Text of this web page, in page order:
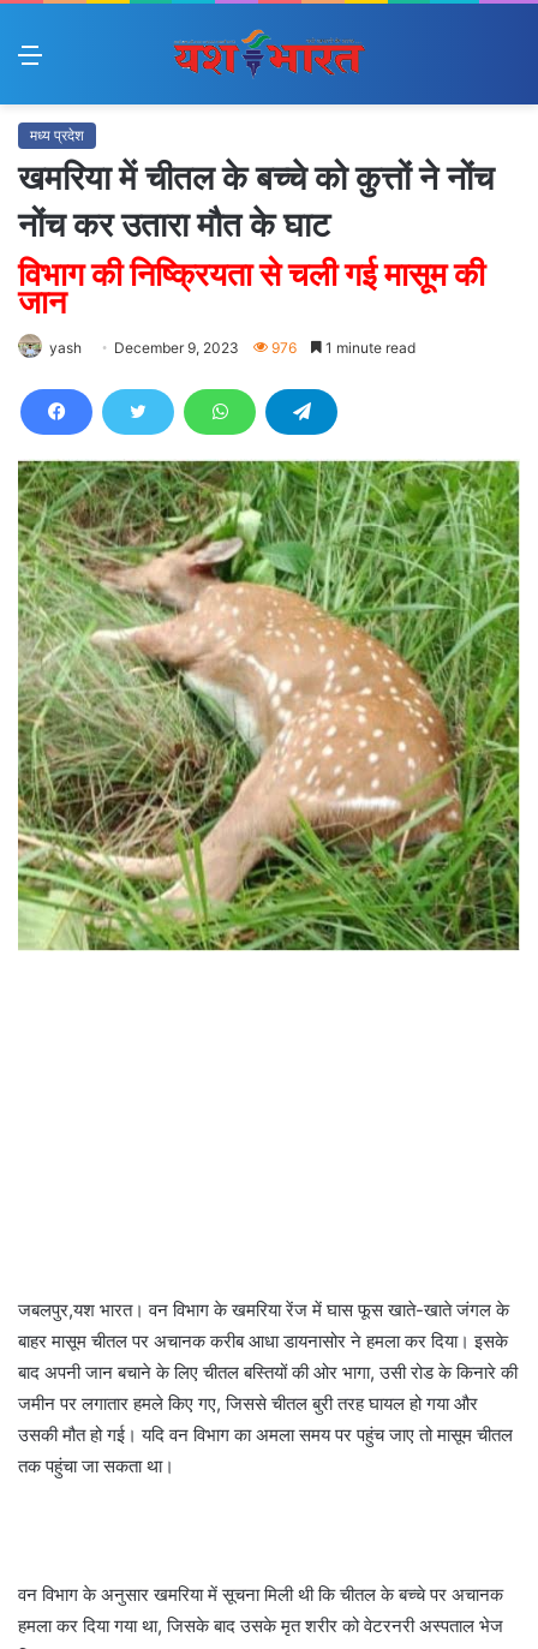
Menu
मध्य प्रदेश
खमरिया में चीतल के बच्चे को कुत्तों ने नोंच
नोंच कर उतारा मौत के घाट
विभाग की निष्क्रियता से चली गई मासूम की
जान
yash December 9, 2023 976 1 minute read
जबलपुर,यश भारत।वन विभाग के खमरिया रेंज में घास फूस खाते-खाते जंगल के
बाहर मासूम चीतल पर अचानक करीब आधा डायनासोर ने हमला कर दिया।इसके
बाद अपनी जान बचाने के लिए चीतल बस्तियों की ओर भागा, उसी रोड के किनारे की
जमीन पर लगातार हमले किए गए, जिससे चीतल बुरी तरह घायल हो गया और
उसकी मौत हो गई।यदि वन विभाग का अमला समय पर पहुंच जाए तो मासूम चीतल
तक पहुंचा जा सकता था।
वन विभाग के अनुसार खमरिया में सूचना मिली थी कि चीतल के बच्चे पर अचानक
हमला कर दिया गया था, जिसके बाद उसके मृत शरीर को वेटरनरी अस्पताल भेज